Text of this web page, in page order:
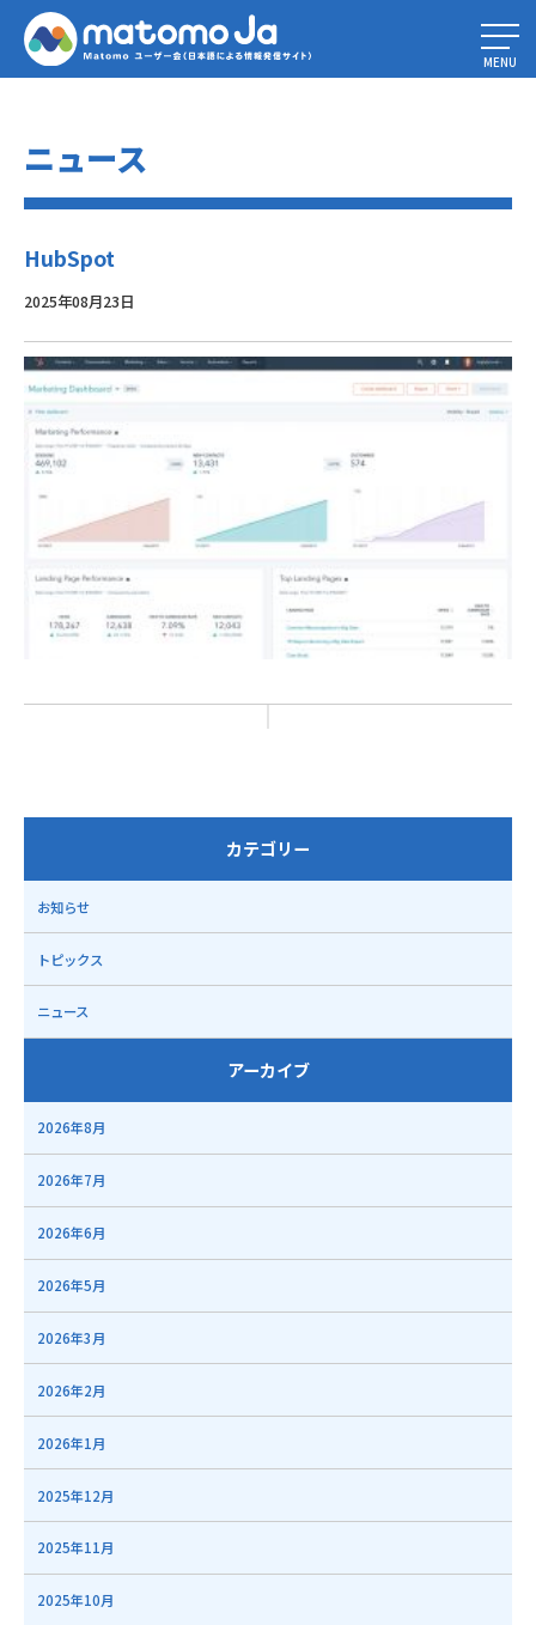
Home» 洞察力をアクションに変える最高のマーケティング解析ツール
HubSpot
MENU
ニュース
HubSpot
2025年08月23日
カテゴリー
お知らせ
トピックス
ニュース
アーカイブ
2026年8月
2026年7月
2026年6月
2026年5月
2026年3月
2026年2月
2026年1月
2025年12月
2025年11月
2025年10月